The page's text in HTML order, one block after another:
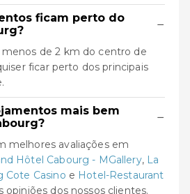
ficam perto do
−
de 2 km do centro de
ficar perto dos principais
mais bem
−
melhores avaliações em
Hôtel Cabourg - MGallery, La
Cote Casino e Hotel-Restaurant
opiniões dos nossos clientes.